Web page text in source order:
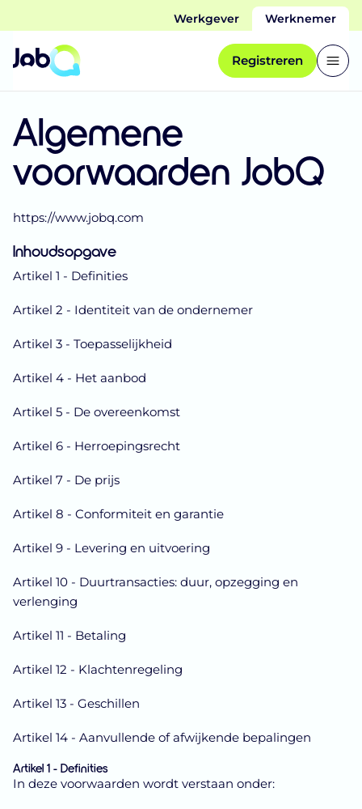
Werkgever Werknemer
Registreren
Algemene
voorwaarden JobQ
https://www.jobq.com
Inhoudsopgave
Artikel 1 - Definities
Artikel 2 - Identiteit van de ondernemer
Artikel 3 - Toepasselijkheid
Artikel 4 - Het aanbod
Artikel 5 - De overeenkomst
Artikel 6 - Herroepingsrecht
Artikel 7 - De prijs
Artikel 8 - Conformiteit en garantie
Artikel 9 - Levering en uitvoering
Artikel 10 - Duurtransacties: duur, opzegging en
verlenging
Artikel 11 - Betaling
Artikel 12 - Klachtenregeling
Artikel 13 - Geschillen
Artikel 14 - Aanvullende of afwijkende bepalingen
Artikel 1 - Definities
In deze voorwaarden wordt verstaan onder: